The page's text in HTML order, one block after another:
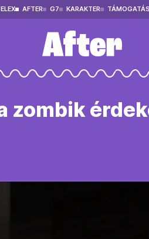
AFTER G7 KARAKTER TÁMOGATÁS
zombik